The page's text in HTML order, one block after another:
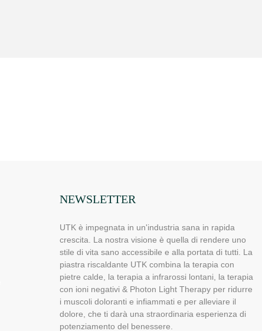
NEWSLETTER
UTK è impegnata in un'industria sana in rapida
crescita. La nostra visione è quella di rendere uno
stile di vita sano accessibile e alla portata di tutti. La
piastra riscaldante UTK combina la terapia con
pietre calde, la terapia a infrarossi lontani, la terapia
con ioni negativi & Photon Light Therapy per ridurre
i muscoli doloranti e infiammati e per alleviare il
dolore, che ti darà una straordinaria esperienza di
potenziamento del benessere.